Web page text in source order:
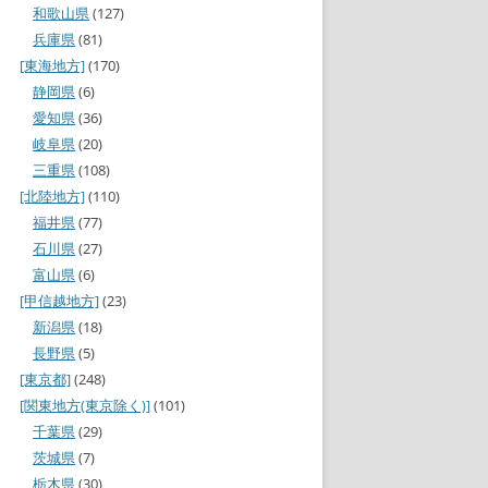
和歌山県(127)
兵庫県(81)
[東海地方](170)
静岡県(6)
愛知県(36)
岐阜県(20)
三重県(108)
[北陸地方](110)
福井県(77)
石川県(27)
富山県(6)
[甲信越地方](23)
新潟県(18)
長野県(5)
[東京都](248)
[関東地方(東京除く)](101)
千葉県(29)
茨城県(7)
栃木県(30)